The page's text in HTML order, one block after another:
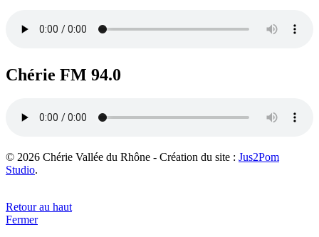
Chérie FM 94.0
© 2026 Chérie Vallée du Rhône - Création du site : Jus2Pom
Studio.
Retour au haut
Fermer